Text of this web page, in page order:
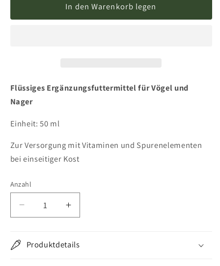
In den Warenkorb legen
Flüssiges Ergänzungsfuttermittel für Vögel und
Nager
Einheit: 50 ml
Zur Versorgung mit Vitaminen und Spurenelementen
bei einseitiger Kost
Anzahl
Verringere
die
für
Erhöhe
die
für
Produktdetails